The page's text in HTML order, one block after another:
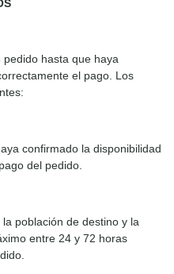
pedido hasta que haya
el pago. Los
confirmado la disponibilidad
del pedido.
población de destino y la
entre 24 y 72 horas